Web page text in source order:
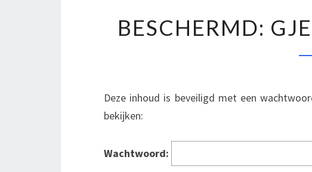
BESCHERMD:
Deze inhoud is beveiligd met een
bekijken:
Wachtwoord: